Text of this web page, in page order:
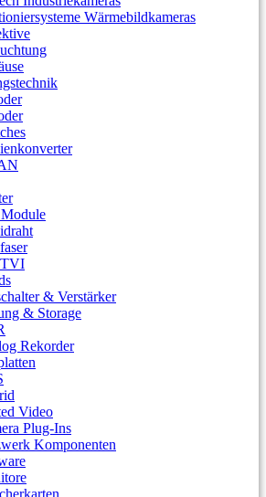
Wärmebildkameras
Module
& Verstärker
& Storage
Rekorder
Video
Plug-Ins
Komponenten